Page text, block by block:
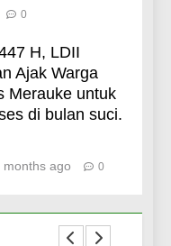
0
H, LDII
Ajak Warga
Merauke untuk
di bulan suci.
months ago 0